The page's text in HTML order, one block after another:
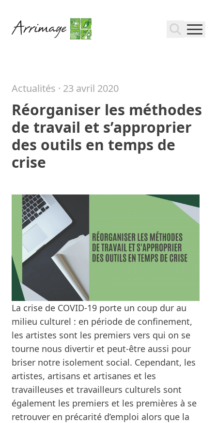
Actualités · 23 avril 2020
Réorganiser les méthodes
de travail et s’approprier
des outils en temps de
crise
La crise de COVID-19 porte un coup dur au
milieu culturel : en période de confinement,
les artistes sont les premiers vers qui on se
tourne nous divertir et peut-être aussi pour
briser notre isolement social. Cependant, les
artistes, artisans et artisanes et les
travailleuses et travailleurs culturels sont
également les premiers et les premières à se
retrouver en précarité d’emploi alors que la